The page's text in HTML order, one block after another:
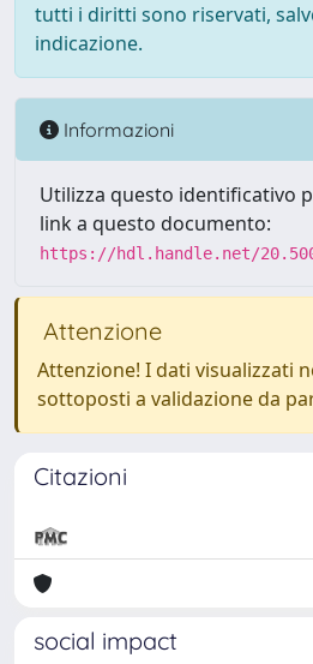
tutti i diritti sono riservati,
indicazione.
Informazioni
Utilizza questo identificativo
link a questo documento:
https://hdl.handle.net/
Attenzione
Attenzione! I dati visualizzati
sottoposti a validazione da
Citazioni
social impact